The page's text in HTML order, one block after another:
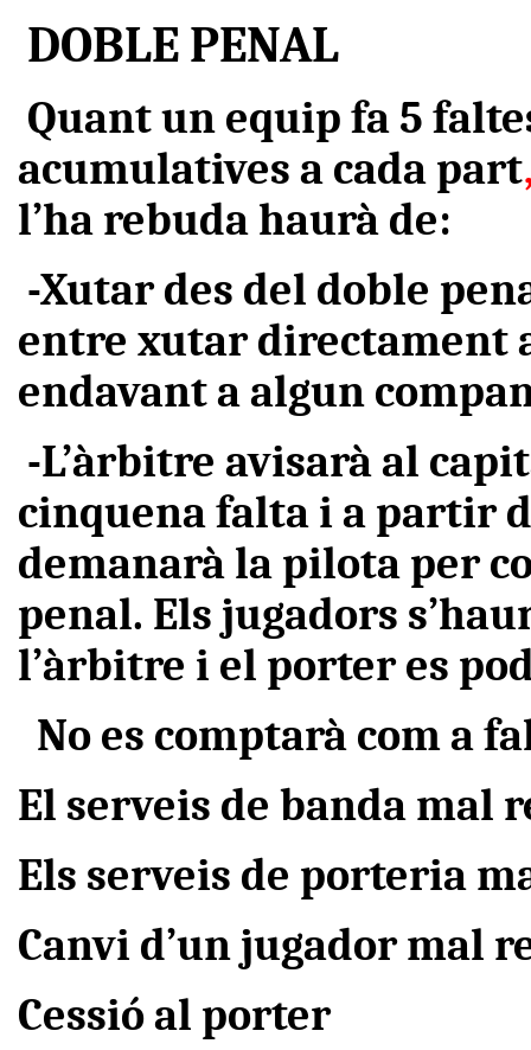
DOBLE PENAL
Quant un equip fa 5
acumulatives a cada part
l’ha rebuda haurà de:
-Xutar des del doble
entre xutar directament
endavant a algun
-L’àrbitre avisarà al
cinquena falta i a partir
demanarà la pilota per
penal. Els jugadors
l’àrbitre i el porter es
No es comptarà com a
El serveis de banda mal
Els serveis de porteria
Canvi d’un jugador mal
Cessió al porter